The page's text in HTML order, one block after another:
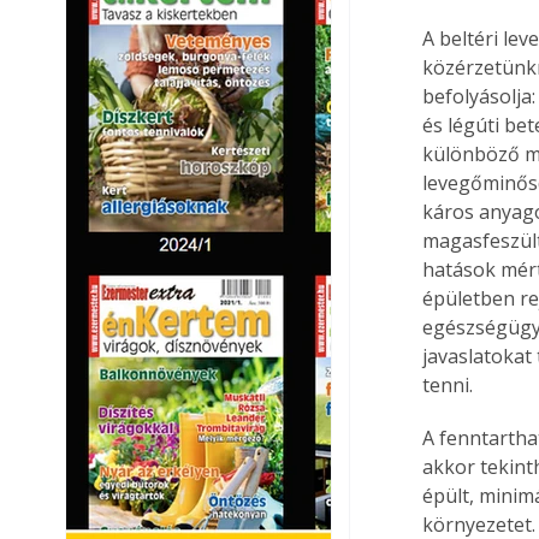
A beltéri
és légúti
különböző
káros
hatások
épületben
javaslatokat
tenni.
A
akkor
épült,